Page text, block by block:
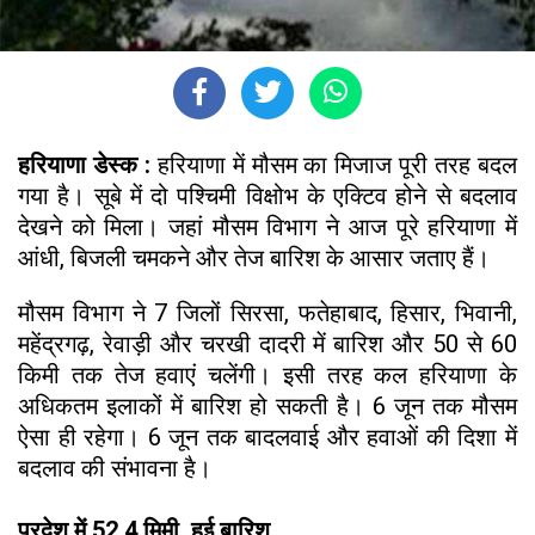
हरियाणा डेस्क :हरियाणा में मौसम का मिजाज पूरी तरह बदल
गया है। सूबे में दो पश्चिमी विक्षोभ के एक्टिव होने से बदलाव
देखने को मिला। जहां मौसम विभाग ने आज पूरे हरियाणा में
आंधी, बिजली चमकने और तेज बारिश के आसार जताए हैं।
मौसम विभाग ने 7 जिलों सिरसा, फतेहाबाद, हिसार, भिवानी,
महेंद्रगढ़, रेवाड़ी और चरखी दादरी में बारिश और 50 से 60
किमी तक तेज हवाएं चलेंगी। इसी तरह कल हरियाणा के
अधिकतम इलाकों में बारिश हो सकती है। 6 जून तक मौसम
ऐसा ही रहेगा। 6 जून तक बादलवाई और हवाओं की दिशा में
बदलाव की संभावना है।